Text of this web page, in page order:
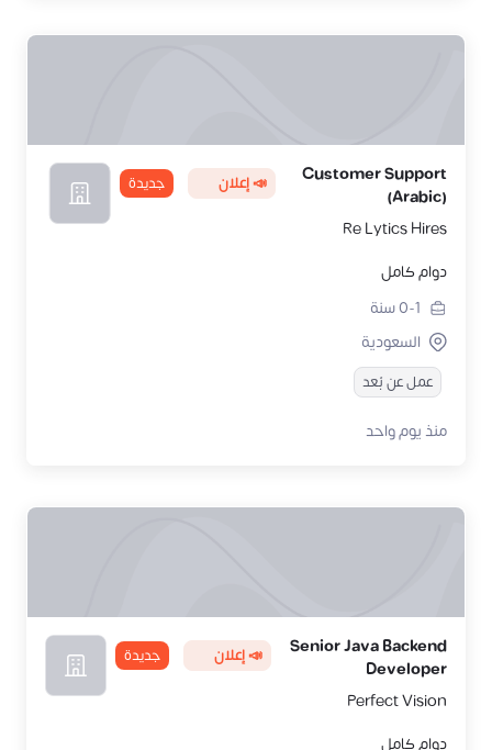
Customer Support
(Arabic)
📣 إعلان جديدة
Re Lytics Hires
دوام كامل
0-1سنة
السعودية
عمل عن بُعد
منذ يوم واحد
Senior Java Backend
Developer
📣 إعلان جديدة
Perfect Vision
دوام كامل